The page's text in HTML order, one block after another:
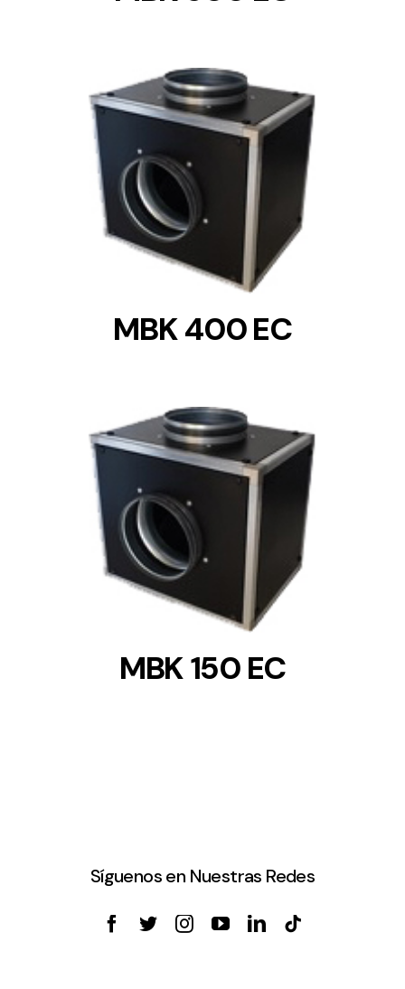
DETAILS
MBK 400 EC
DETAILS
MBK 150 EC
Síguenos en Nuestras Redes